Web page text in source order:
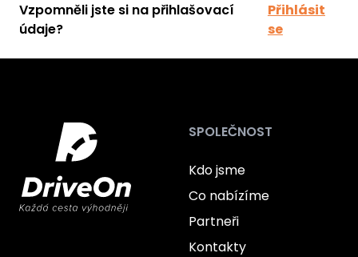
Vzpomněli jste si na přihlašovací
údaje?
Přihlásit
se
SPOLEČNOST
Kdo jsme
Co nabízíme
Partneři
Kontakty